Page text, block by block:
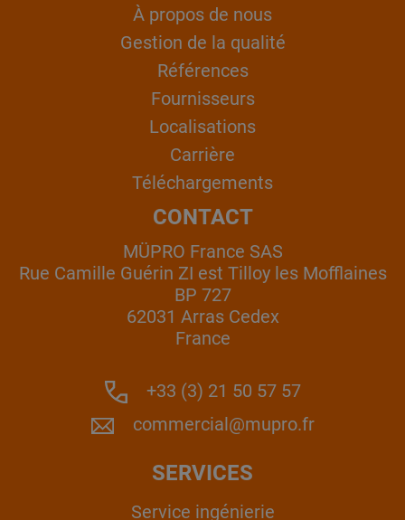
À propos de nous
Gestion de la qualité
Références
Fournisseurs
Localisations
Carrière
Téléchargements
CONTACT
MÜPRO France SAS
Rue Camille Guérin ZI est Tilloy les Mofflaines
BP 727
62031 Arras Cedex
France
+33 (3) 21 50 57 57
commercial@mupro.fr
SERVICES
Service ingénierie